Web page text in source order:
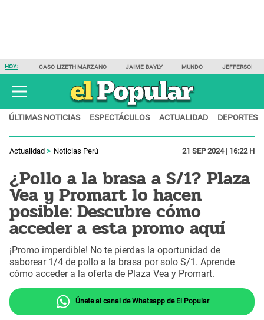
HOY: CASO LIZETH MARZANO JAIME BAYLY MUNDO JEFFERSON
ÚLTIMAS NOTICIAS ESPECTÁCULOS ACTUALIDAD DEPORTES
Actualidad Noticias Perú 21 SEP 2024 | 16:22 H
¿Pollo a la brasa a S/1? Plaza
Vea y Promart lo hacen
posible: Descubre cómo
acceder a esta promo aquí
¡Promo imperdible! No te pierdas la oportunidad de
saborear 1/4 de pollo a la brasa por solo S/1. Aprende
cómo acceder a la oferta de Plaza Vea y Promart.
Únete al canal de Whatsapp de El Popular